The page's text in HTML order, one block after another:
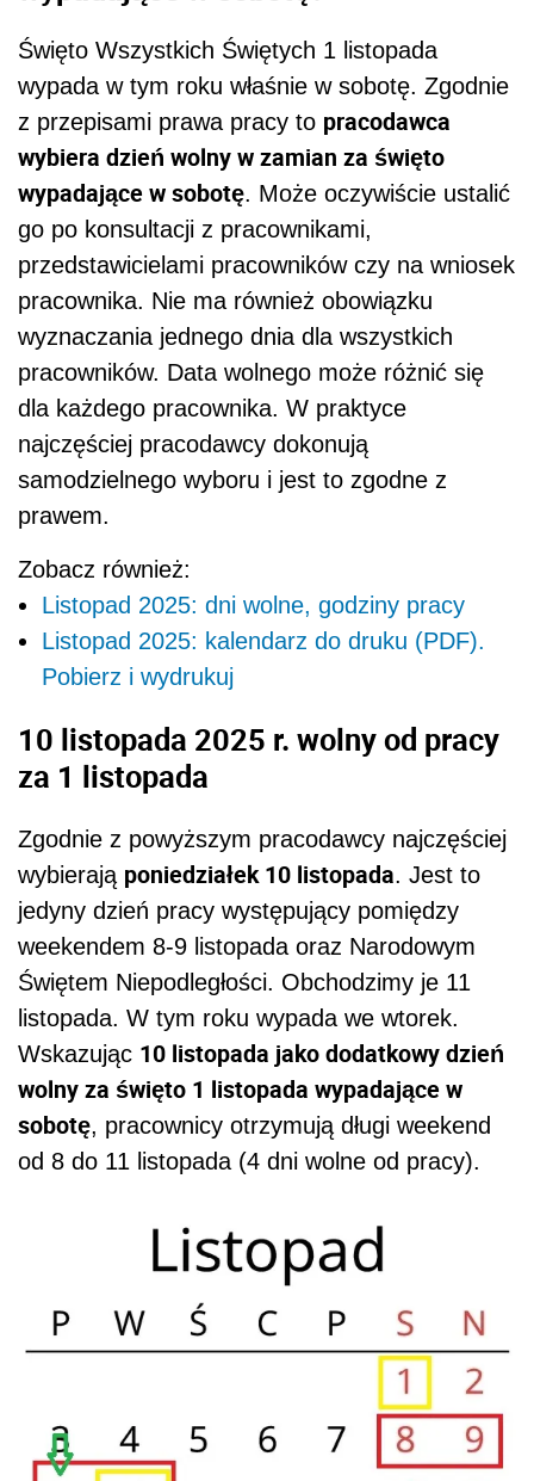
wyznaczania jednego dnia dla wszystkich
pracowników. Data wolnego może różnić się
dla każdego pracownika. W praktyce
najczęściej pracodawcy dokonują
samodzielnego wyboru i jest to zgodne z
prawem.
Zobacz również:
Listopad 2025: dni wolne, godziny pracy
Listopad 2025: kalendarz do druku (PDF).
Pobierz i wydrukuj
10 listopada 2025 r. wolny od pracy
za 1 listopada
Zgodnie z powyższym pracodawcy najczęściej
poniedziałek 10 listopada
weekendem 8-9 listopada oraz Narodowym
Świętem Niepodległości. Obchodzimy je 11
listopada. W tym roku wypada we wtorek.
Wskazując10 listopada jako dodatkowy dzień
wolny za święto 1 listopada wypadające w
, pracownicy otrzymują długi weekend
od 8 do 11 listopada (4 dni wolne od pracy).
10 listopad 2025 wolny od pracy za święta 1 listopada
Polecamy:Kalendarz 2026